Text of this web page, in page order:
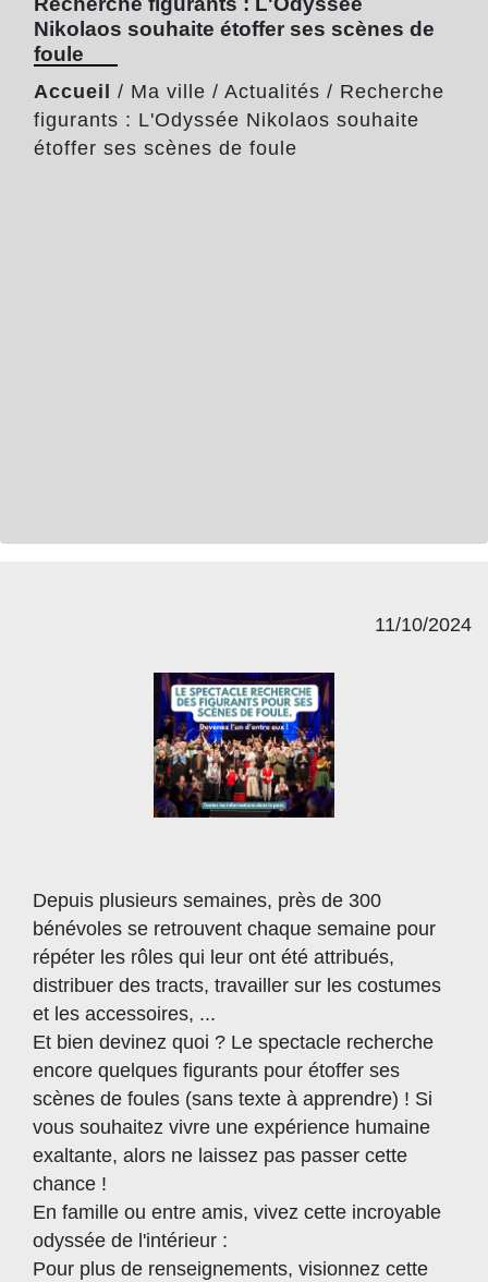
Nikolaos souhaite étoffer ses scènes de
foule
Accueil / Ma ville / Actualités / Recherche
figurants : L'Odyssée Nikolaos souhaite
étoffer ses scènes de foule
11/10/2024
Depuis plusieurs semaines, près de 300
bénévoles se retrouvent chaque semaine pour
répéter les rôles qui leur ont été attribués,
distribuer des tracts, travailler sur les costumes
et les accessoires, ...
Et bien devinez quoi ? Le spectacle recherche
encore quelques figurants pour étoffer ses
scènes de foules (sans texte à apprendre) ! Si
vous souhaitez vivre une expérience humaine
exaltante, alors ne laissez pas passer cette
chance !
En famille ou entre amis, vivez cette incroyable
odyssée de l'intérieur :
Pour plus de renseignements, visionnez cette